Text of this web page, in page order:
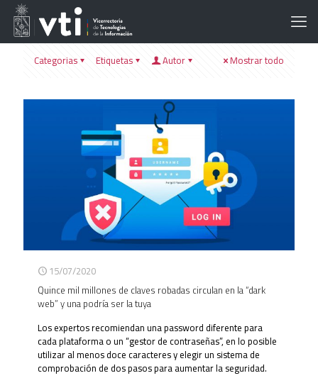
Categorias Etiquetas Autor Mostrar todo
15/07/2020
Quince mil millones de claves robadas circulan en la “dark
web” y una podría ser la tuya
Los expertos recomiendan una password diferente para
cada plataforma o un “gestor de contraseñas”, en lo posible
utilizar al menos doce caracteres y elegir un sistema de
comprobación de dos pasos para aumentar la seguridad.